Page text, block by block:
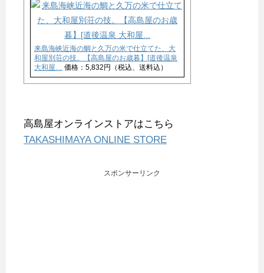
来島海峡近海の鯛と久万の米で仕立てた、大
和屋別荘の技。【高島屋のお歳暮】[道後温泉
大和屋… 価格：5,832円（税込、送料込）
高島屋オンラインストアはこちら
TAKASHIMAYA ONLINE STORE
スポンサーリンク